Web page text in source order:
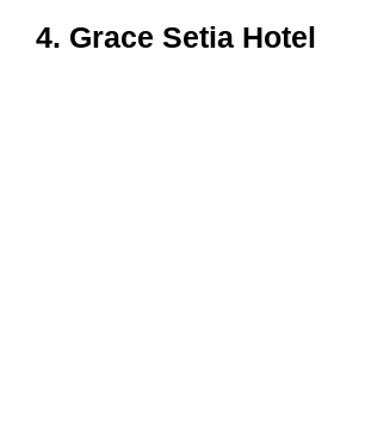
4. Grace Setia Hotel